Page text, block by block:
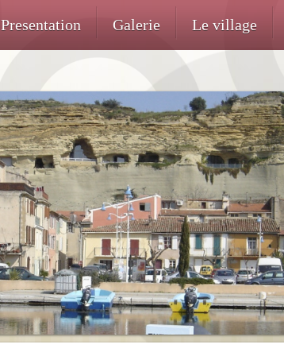
Presentation Galerie Le village